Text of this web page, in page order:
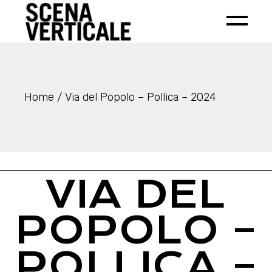
Home Via del Popolo – Pollica – 2024
VIA DEL
POPOLO –